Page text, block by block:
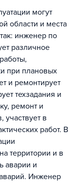
могут
области и места
инженер по
различное
при плановых
и ремонтирует
техзадания и
ремонт и
участвует в
работ. В
территории и в
аварии и
Инженер